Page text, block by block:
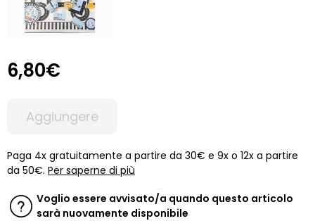
6,80€
Aggiungere
Paga 4x gratuitamente a partire da 30€ e 9x o 12x a partire
da 50€. Per saperne di più
Voglio essere avvisato/a quando questo articolo
sarà nuovamente disponibile